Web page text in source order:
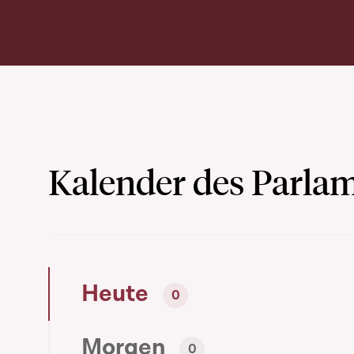
Kalender des
Heute 0
Morgen 0